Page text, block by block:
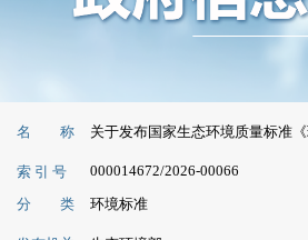
名 称 关于发布国家生态环境质量标准
索 引 号 000014672/2026-00066
分 类 环境标准